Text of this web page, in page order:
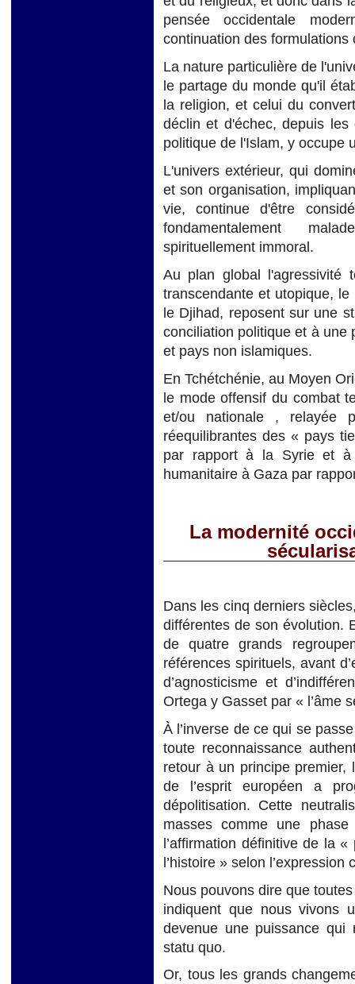
pensée occidentale
continuation des formulations
La nature particulière de
le partage du monde qu'il
la religion, et celui du
déclin et d'échec, depuis les
politique de l'Islam, y occupe
L'univers extérieur, qui
et son organisation,
vie, continue d'être
fondamentalement
spirituellement immoral.
Au plan global l'agressivité
transcendante et utopique,
le Djihad, reposent sur une
conciliation politique et à une
et pays non islamiques.
En Tchétchénie, au Moyen
le mode offensif du combat
et/ou nationale , relayée
réequilibrantes des « pays
par rapport à la Syrie et à
humanitaire à Gaza par
La modernité
Dans les cinq derniers
différentes de son évolution.
de quatre grands
références spirituels, avant
d’agnosticisme et
Ortega y Gasset par « l’âme
À l’inverse de ce qui se
toute reconnaissance
retour à un principe premier,
de l’esprit européen a
dépolitisation. Cette
masses comme une
l’affirmation définitive de la
l’histoire » selon
Nous pouvons dire que
indiquent que nous vivons
devenue une puissance qui
statu quo.
Or, tous les grands